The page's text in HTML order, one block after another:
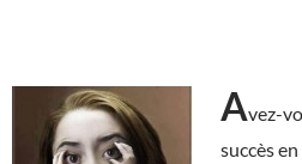
Avez-
succès